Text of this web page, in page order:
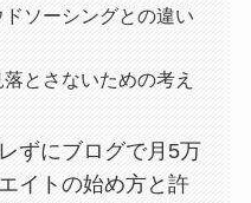
ソーシングとの違い
とさないための考え
ずにブログで月5万
イトの始め方と許